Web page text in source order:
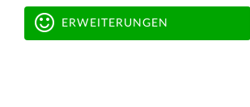
ERWEITERUNGEN